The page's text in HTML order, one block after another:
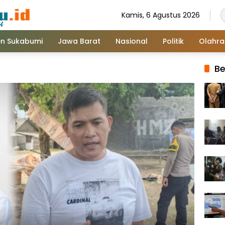
Kamis, 6 Agustus 2026
Sukabumi Jawa Barat Nasional Politik